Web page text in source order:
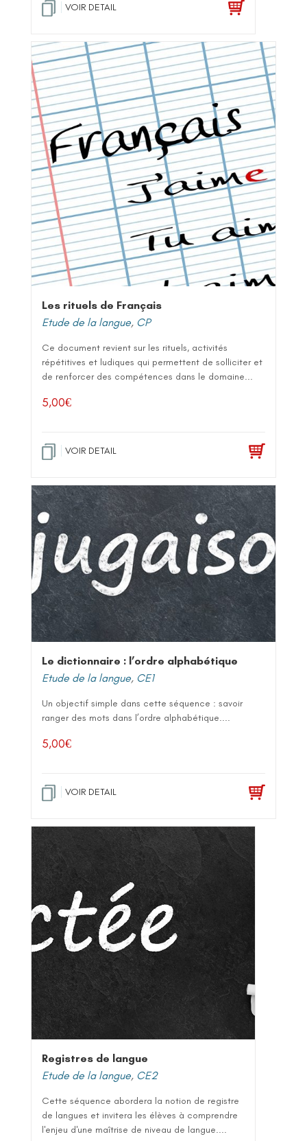
VOIR DETAIL
Les rituels de Français
Etude de la langue, CP
Ce document revient sur les rituels, activités
répétitives et ludiques qui permettent de solliciter et
de renforcer des compétences dans le domaine...
5,00€
VOIR DETAIL
Le dictionnaire : l’ordre alphabétique
Etude de la langue, CE1
Un objectif simple dans cette séquence : savoir
ranger des mots dans l’ordre alphabétique....
5,00€
VOIR DETAIL
Registres de langue
Etude de la langue, CE2
Cette séquence abordera la notion de registre
de langues et invitera les élèves à comprendre
l'enjeu d'une maîtrise de niveau de langue....